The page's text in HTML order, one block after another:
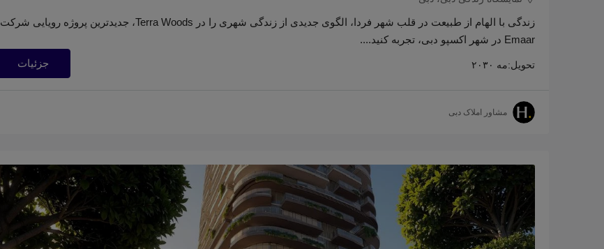
زندگی با الهام از طبیعت در قلب شهر فردا، الگوی جدیدی از زندگی شهری را در Terra Woods، جدیدترین پروژه رویایی شرکت
Emaar در شهر اکسپو دبی، تجربه کنید....
تحویل:مه ۲۰۳۰ جزئیات
مشاور املاک دبی